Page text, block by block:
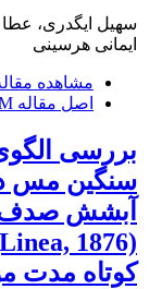
سهیل ایگدری،
ایمانی هرسینی
مشاهده
اصل مقاله
بررسی
سنگین مس
آبشش صدف
کوتاه مدت